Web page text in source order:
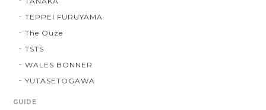
TEPPEI FURUYAMA
The Ouze
TSTS
WALES BONNER
YUTASETOGAWA
GUIDE